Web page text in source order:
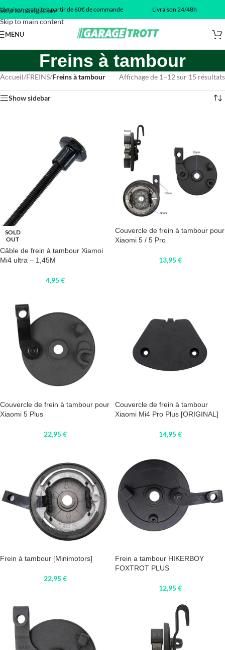
Skip to navigation
Skip to main content
Livraison gratuite à partir de 60€ de commande Livraison 24/48h
MENU
Freins à tambour
Accueil/FREINS/Freins à tambour Affichage de 1–12 sur 15 résultats
Show sidebar
SOLD
OUT
Câble de frein à tambour Xiamoi
Mi4 ultra – 1,45M
4,95€
Couvercle de frein à tambour pour
Xiaomi 5 / 5 Pro
13,95€
Couvercle de frein à tambour pour
Xiaomi 5 Plus
22,95€
Couvercle de frein à tambour
Xiaomi Mi4 Pro Plus [ORIGINAL]
14,95€
Frein à tambour [Minimotors]
22,95€
Frein a tambour HIKERBOY
FOXTROT PLUS
12,95€